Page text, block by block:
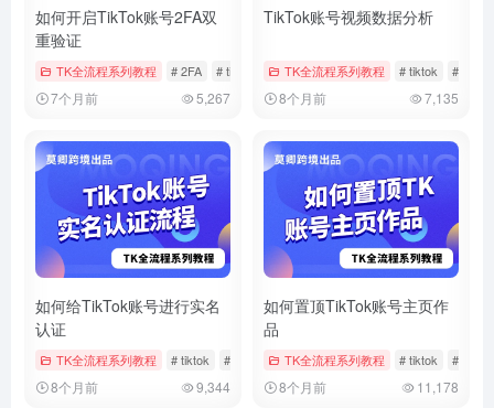
如何开启TikTok账号2FA双
重验证
TK全流程系列教程 # 2FA # tiktok # 双重验证
7个月前 5,267
TikTok账号视频数据分析
TK全流程系列教程 # tiktok # 数据
8个月前 7,135
如何给TikTok账号进行实名
认证
TK全流程系列教程 # tiktok # 官方帐户实名 # 实名
8个月前 9,344
如何置顶TikTok账号主页作
品
TK全流程系列教程 # tiktok # 作品
8个月前 11,178